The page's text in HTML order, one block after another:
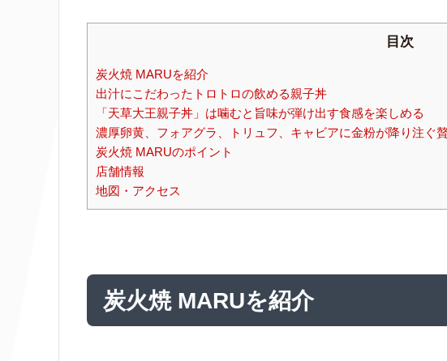
目次
炭火焼 MARUを紹介
出汁にこだわったトロトロの飲める親子丼
「天草大王親子丼」は噛むと旨味が弾け出す食感を楽しめる
濃厚卵黄、フォアグラ、トリュフ、キャビアに金粉が降り注ぐ
炭火焼 MARUのポイント
店舗情報
地図・アクセス
炭火焼 MARUを紹介